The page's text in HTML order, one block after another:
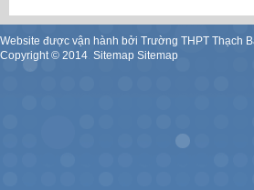
Website được vận hành bởi Trường THPT Thạch
Copyright © 2014. Sitemap Sitemap